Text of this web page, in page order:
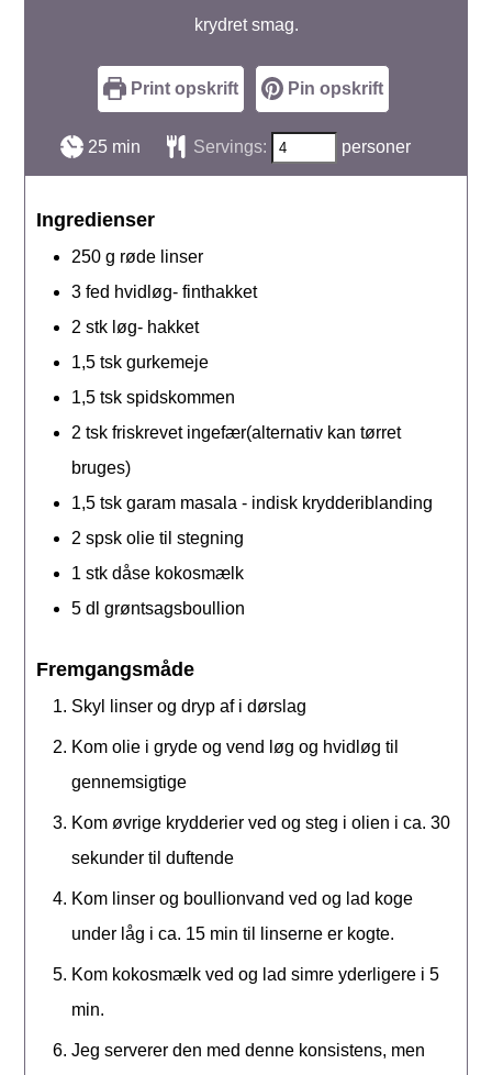
krydret smag.
Print opskrift Pin opskrift
25minutter
min Servings: personer
Ingredienser
250 g røde linser
3 fed hvidløg- finthakket
2 stk løg- hakket
1,5 tsk gurkemeje
1,5 tsk spidskommen
2 tsk friskrevet ingefær(alternativ kan tørret
bruges)
1,5 tsk garam masala - indisk krydderiblanding
2 spsk olie til stegning
1 stk dåse kokosmælk
5 dl grøntsagsboullion
Fremgangsmåde
Skyl linser og dryp af i dørslag
Kom olie i gryde og vend løg og hvidløg til
gennemsigtige
Kom øvrige krydderier ved og steg i olien i ca. 30
sekunder til duftende
Kom linser og boullionvand ved og lad koge
under låg i ca. 15 min til linserne er kogte.
Kom kokosmælk ved og lad simre yderligere i 5
min.
Jeg serverer den med denne konsistens, men